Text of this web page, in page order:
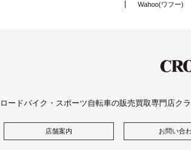
Wahoo(ワフー)
ロードバイク・スポーツ自転車の販売買取専門店ク
店舗案内 お問い合